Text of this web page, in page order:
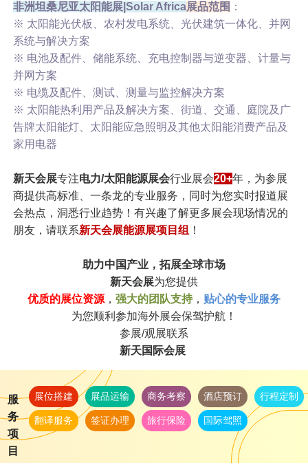
非洲坦桑尼亚太阳能展|Solar Africa展品范围 ：
※ 太阳能光伏板、农村发电系统、光伏建筑一体化、并网
系统与解决方案
※ 电池及配件、储能系统、充电控制器与逆变器、计量与
并网方案
※ 电缆及配件、测试、测量与监控解决方案
※ 太阳能热利用产品及解决方案、街道、交通、庭院及广
告牌太阳能灯、太阳能应急照明及其他太阳能消费产品及
家用电器
新天会展专注电力/太阳能源展会行业展会20+年，为参展
商提供高标准、一条龙的专业服务，同时为您实时报道展
会热点，洞悉行业趋势！有兴趣了解更多展会现场情况的
朋友，请联系新天会展能源展项目组 ！
助力中国产业，拓展全球市场
新天会展为您提供
优质的展位资源 ， 强大的团队支持， 贴心的专业服务
为您顺利参加海外展会保驾护航！
参展/观展联系
新天国际会展
服
务
项
目
展位搭建 展品运输 商务考察 酒店预订 行程定制
翻译服务 签证办理 旅行保险 国际驾照